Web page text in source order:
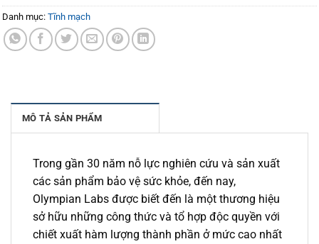
Danh mục: Tĩnh mạch
MÔ TẢ SẢN PHẨM
Trong gần 30 năm nỗ lực nghiên cứu và sản xuất
các sản phẩm bảo vệ sức khỏe, đến nay,
Olympian Labs được biết đến là một thương hiệu
sở hữu những công thức và tổ hợp độc quyền với
chiết xuất hàm lượng thành phần ở mức cao nhất